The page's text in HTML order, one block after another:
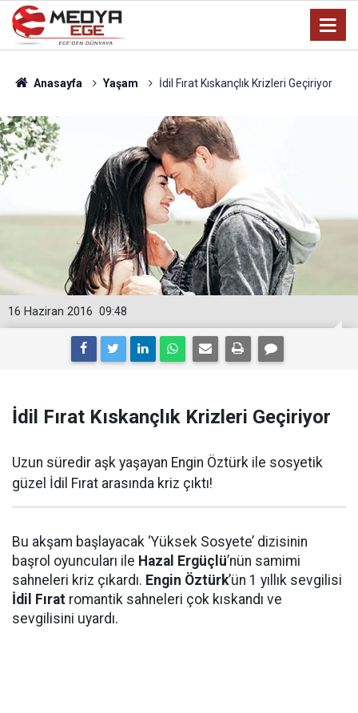
Anasayfa Yaşam İdil Fırat Kıskançlık Krizleri Geçiriyor
09:48
16 Haziran 2016
İdil Fırat Kıskançlık Krizleri Geçiriyor
Uzun süredir aşk yaşayan Engin Öztürk ile sosyetik
güzel İdil Fırat arasında kriz çıktı!
Bu akşam başlayacak ‘Yüksek Sosyete’ dizisinin
başrol oyuncuları ile Hazal Ergüçlü’nün samimi
sahneleri kriz çıkardı. Engin Öztürk’ün 1 yıllık sevgilisi
İdil Fırat romantik sahneleri çok kıskandı ve
sevgilisini uyardı.